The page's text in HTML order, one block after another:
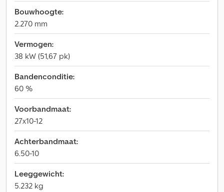
Bouwhoogte:
2.270 mm
Vermogen:
38 kW (51,67 pk)
Bandenconditie:
60 %
Voorbandmaat:
27x10-12
Achterbandmaat:
6.50-10
Leeggewicht:
5.232 kg